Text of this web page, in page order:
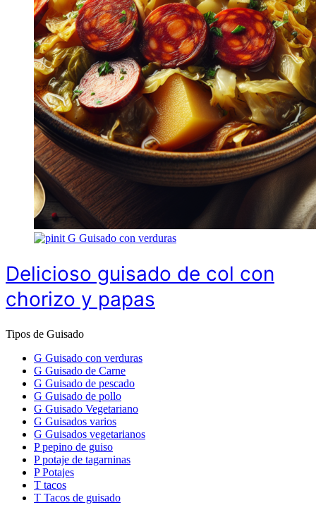
G Guisado con verduras
Delicioso guisado de col con
chorizo y papas
Tipos de Guisado
G Guisado con verduras
G Guisado de Carne
G Guisado de pescado
G Guisado de pollo
G Guisado Vegetariano
G Guisados varios
G Guisados vegetarianos
P pepino de guiso
P potaje de tagarninas
P Potajes
T tacos
T Tacos de guisado